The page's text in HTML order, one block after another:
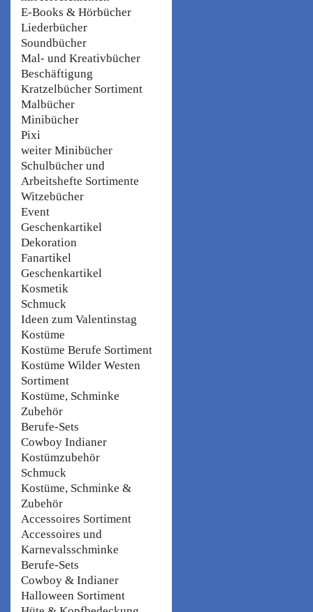
E-Books & Hörbücher
Liederbücher
Soundbücher
Mal- und Kreativbücher
Beschäftigung
Kratzelbücher Sortiment
Malbücher
Minibücher
Pixi
weiter Minibücher
Schulbücher und
Arbeitshefte Sortimente
Witzebücher
Event
Geschenkartikel
Dekoration
Fanartikel
Geschenkartikel
Kosmetik
Schmuck
Ideen zum Valentinstag
Kostüme
Kostüme Berufe Sortiment
Kostüme Wilder Westen
Sortiment
Kostüme, Schminke
Zubehör
Berufe-Sets
Cowboy Indianer
Kostümzubehör
Schmuck
Kostüme, Schminke &
Zubehör
Accessoires Sortiment
Accessoires und
Karnevalsschminke
Berufe-Sets
Cowboy & Indianer
Halloween Sortiment